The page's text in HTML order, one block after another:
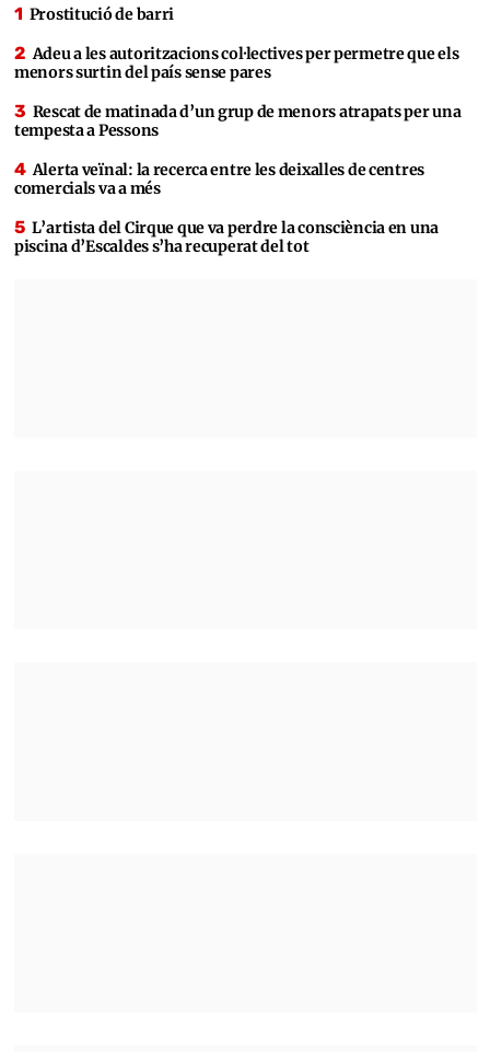
Prostitució de barri
Adeu a les autoritzacions col·lectives per permetre que els
menors surtin del país sense pares
Rescat de matinada d’un grup de menors atrapats per una
tempesta a Pessons
Alerta veïnal: la recerca entre les deixalles de centres
comercials va a més
L’artista del Cirque que va perdre la consciència en una
piscina d’Escaldes s’ha recuperat del tot